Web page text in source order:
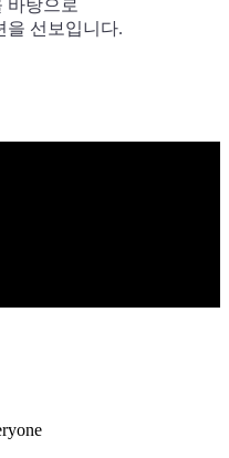
바탕으로
을 선보입니다.